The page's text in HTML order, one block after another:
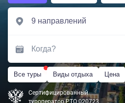
Все туры Виды отдыха Цена
Сертифицированный
туроператор РТО 020723